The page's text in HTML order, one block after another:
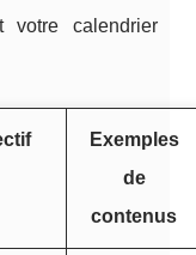
votre calendrier
Exemples
de
contenus